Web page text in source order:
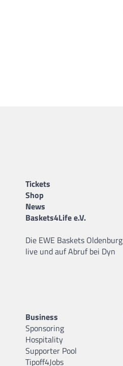
Tickets
Shop
News
Baskets4Life e.V.
Die EWE Baskets Oldenburg
live und auf Abruf bei Dyn
Business
Sponsoring
Hospitality
Supporter Pool
Tipoff4Jobs